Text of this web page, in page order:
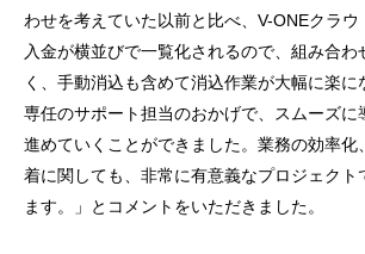
わせを考えていた以前と比べ、V-ONEクラウ
入金が横並びで一覧化されるので、組み合わ
く、手動消込も含めて消込作業が大幅に楽に
専任のサポート担当のおかげで、スムーズに
進めていくことができました。業務の効率化
着に関しても、非常に有意義なプロジェクト
ます。」とコメントをいただきました。